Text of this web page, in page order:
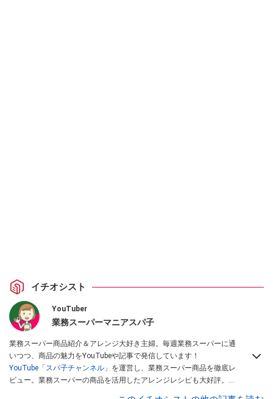
イチオシスト
YouTuber
業務スーパーマニアスパ子
業務スーパー商品紹介＆アレンジ大好き主婦。毎週業務スーパーに通
いつつ、商品の魅力をYouTubeや記事で発信しています！
YouTube「スパ子チャンネル」 を運営し、業務スーパー商品を徹底レ
ビュー。業務スーパーの商品を活用したアレンジレシピも大好評。時